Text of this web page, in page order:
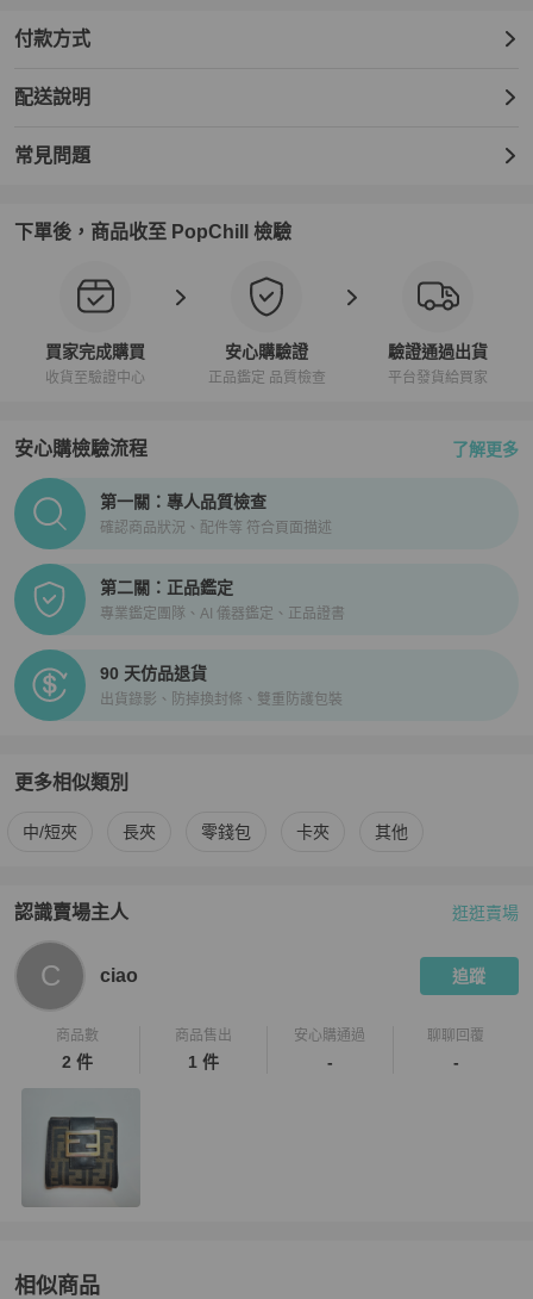
付款方式
配送說明
常見問題
下單後，商品收至 PopChill 檢驗
買家完成購買
收貨至驗證中心
安心購驗證
正品鑑定 品質檢查
驗證通過出貨
平台發貨給買家
安心購檢驗流程 了解更多
PopChill拍拍圈正品驗證、安心購檢驗流程介紹
第一關：專人品質檢查
確認商品狀況、配件等 符合頁面描述
第二關：正品鑑定
專業鑑定團隊、AI 儀器鑑定、正品證書
90 天仿品退貨
出貨錄影、防掉換封條、雙重防護包裝
更多相似類別
更多Fendi 女士錢包 / 小皮件相似商品推薦
中/短夾 長夾 零錢包 卡夾 其他
認識賣場主人
PopChill 拍拍圈嚴選賣家
逛逛賣場
C ciao 追蹤
商品數
2 件
商品售出
1 件
安心購通過
-
聊聊回覆
-
相似商品